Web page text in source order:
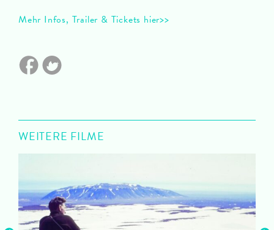
Mehr Infos, Trailer & Tickets hier>>
WEITERE FILME